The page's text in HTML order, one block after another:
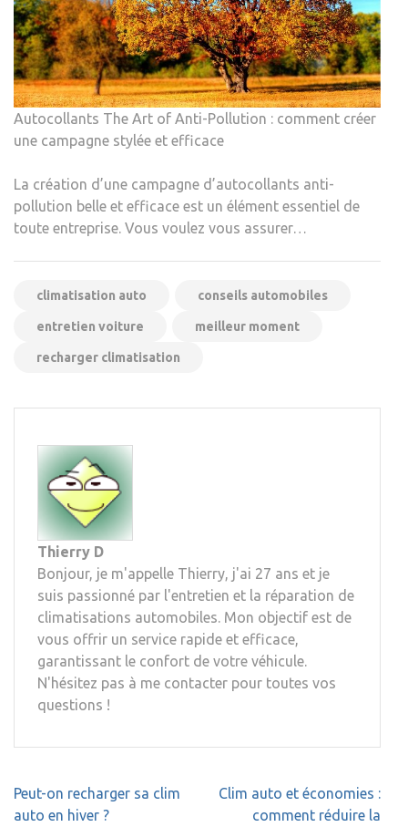
Autocollants The Art of Anti-Pollution : comment créer
une campagne stylée et efficace
La création d’une campagne d’autocollants anti-
pollution belle et efficace est un élément essentiel de
toute entreprise. Vous voulez vous assurer…
climatisation auto conseils automobiles
entretien voiture meilleur moment
recharger climatisation
Thierry D
Bonjour, je m'appelle Thierry, j'ai 27 ans et je
suis passionné par l'entretien et la réparation de
climatisations automobiles. Mon objectif est de
vous offrir un service rapide et efficace,
garantissant le confort de votre véhicule.
N'hésitez pas à me contacter pour toutes vos
questions !
Navigation
de
Peut-on recharger sa clim
auto en hiver ?
Clim auto et économies :
comment réduire la